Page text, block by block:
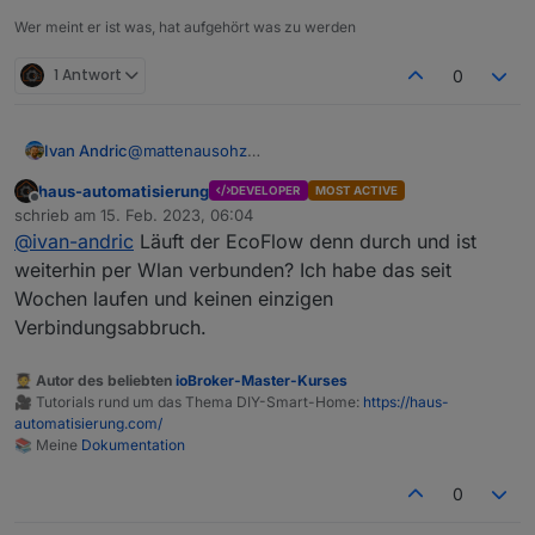
2023-02-06 11:08:28.569 info Connected to
2023-02-06 11:08:27.931 info Try to connect to
632768efb1f54b13a8c719ed98xxxxx:**********
4.0.7 in
node: v18.6.0, js-controller: 4.0.24
Kann mir jemand etwas dazu sagen?
Gruß
Matthias
Wer meint er ist was, hat aufgehört was zu werden
1 Antwort 0
Ivan Andric@mattenausohz
mit dem MQTT Explorer statt dem ioBroker
verbunden und der meldet auch "Disconnected
from server". Es scheint wohl an ecoflow zu
liegen.
Offline
haus-automatisierung DEVELOPER MOST ACTIVE
schrieb am 15. Feb. 2023, 06:04
zuletzt editiert von
@ivan-andric Läuft der EcoFlow denn durch und ist
weiterhin per Wlan verbunden? Ich habe das seit
Wochen laufen und keinen einzigen
Verbindungsabbruch.
🧑‍🎓 Autor des beliebten ioBroker-Master-Kurses
🎥 Tutorials rund um das Thema DIY-Smart-Home: https://haus-
automatisierung.com/
📚 Meine Dokumentation
0